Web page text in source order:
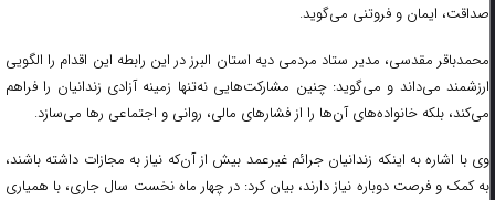
صداقت، ایمان و فروتنی می‌گوید.
محمدباقر مقدسی، مدیر ستاد مردمی دیه استان البرز در این رابطه این اقدام را الگویی
ارزشمند می‌داند و می‌گوید: چنین مشارکت‌هایی نه‌تنها زمینه آزادی زندانیان را فراهم
می‌کند، بلکه خانواده‌های آن‌ها را از فشارهای مالی، روانی و اجتماعی رها می‌سازد.
وی با اشاره به اینکه زندانیان جرائم غیرعمد بیش از آن‌که نیاز به مجازات داشته باشند،
به کمک و فرصت دوباره نیاز دارند، بیان کرد: در چهار ماه نخست سال جاری، با همیاری